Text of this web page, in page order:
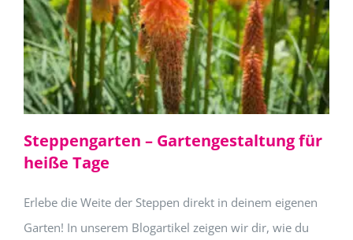
Steppengarten – Gartengestaltung für
heiße Tage
Erlebe die Weite der Steppen direkt in deinem eigenen
Garten! In unserem Blogartikel zeigen wir dir, wie du